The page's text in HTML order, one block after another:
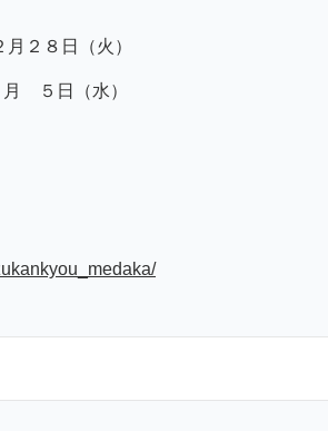
２８日（火）
５日（水）